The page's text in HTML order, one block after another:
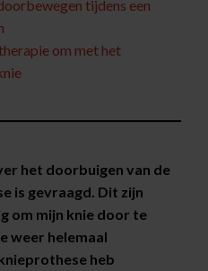
tijdens een
om met het
het doorbuigen van de
is gevraagd. Dit zijn
om mijn knie door te
weer helemaal
heb